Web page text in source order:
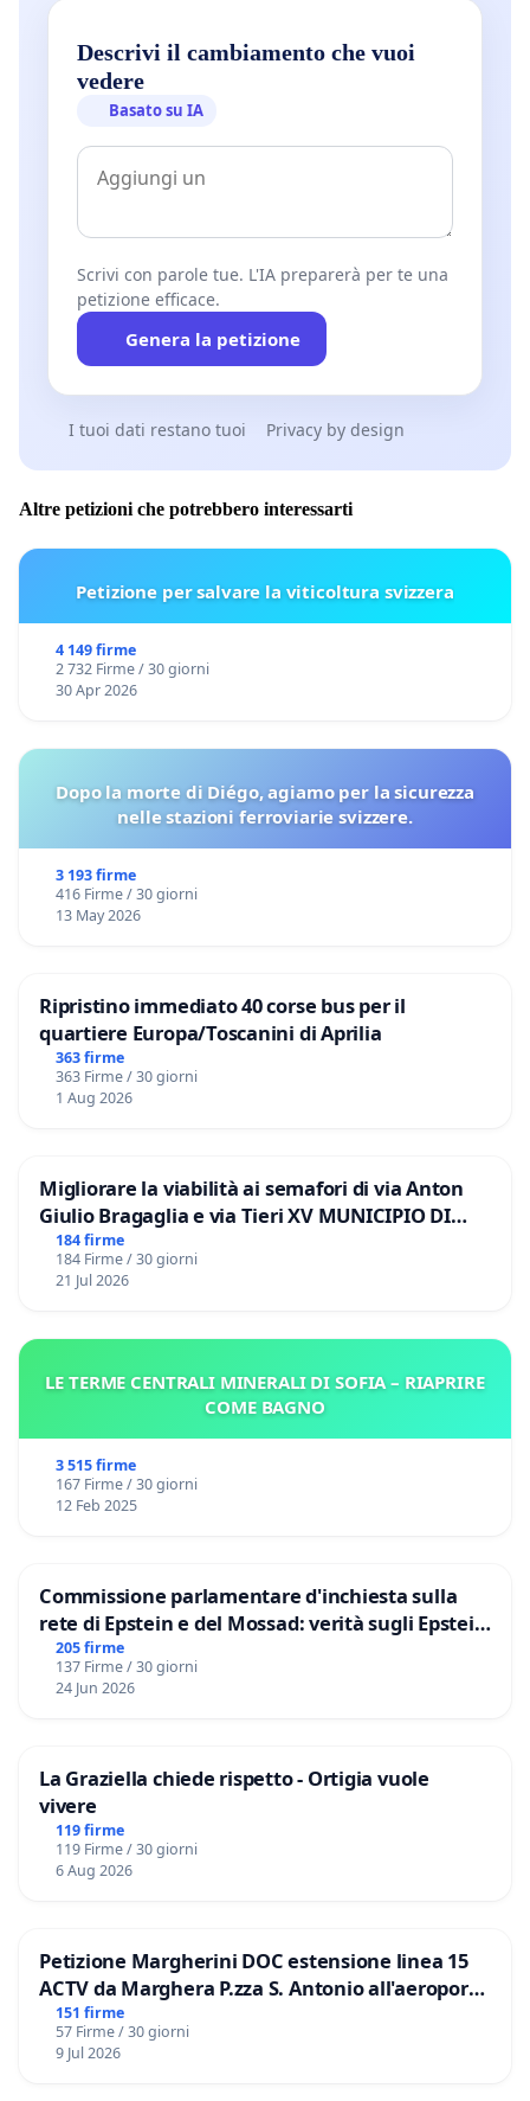
Descrivi il cambiamento che vuoi
vedere
Basato su IA
Scrivi con parole tue. L'IA preparerà per te una
petizione efficace.
Genera la petizione
I tuoi dati restano tuoi Privacy by design
Altre petizioni che potrebbero interessarti
Petizione per salvare la viticoltura svizzera
4 149 firme
2 732 Firme / 30 giorni
30 Apr 2026
Dopo la morte di Diégo, agiamo per la sicurezza
nelle stazioni ferroviarie svizzere.
3 193 firme
416 Firme / 30 giorni
13 May 2026
Ripristino immediato 40 corse bus per il
quartiere Europa/Toscanini di Aprilia
363 firme
363 Firme / 30 giorni
1 Aug 2026
Migliorare la viabilità ai semafori di via Anton
Giulio Bragaglia e via Tieri XV MUNICIPIO DI
ROMA
184 firme
184 Firme / 30 giorni
21 Jul 2026
LE TERME CENTRALI MINERALI DI SOFIA – RIAPRIRE
COME BAGNO
3 515 firme
167 Firme / 30 giorni
12 Feb 2025
Commissione parlamentare d'inchiesta sulla
rete di Epstein e del Mossad: verità sugli Epstein
Files
205 firme
137 Firme / 30 giorni
24 Jun 2026
La Graziella chiede rispetto - Ortigia vuole
vivere
119 firme
119 Firme / 30 giorni
6 Aug 2026
Petizione Margherini DOC estensione linea 15
ACTV da Marghera P.zza S. Antonio all'aeroporto
Marco Polo tariffa a € 1,50
151 firme
57 Firme / 30 giorni
9 Jul 2026